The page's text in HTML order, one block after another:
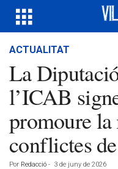
ACTUALITAT
La
l’ICAB
promoure
conflictes
Por Redacció - 3 de juny de 2026